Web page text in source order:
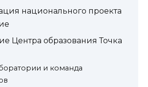
национального проекта
Центра образования Точка
и команда